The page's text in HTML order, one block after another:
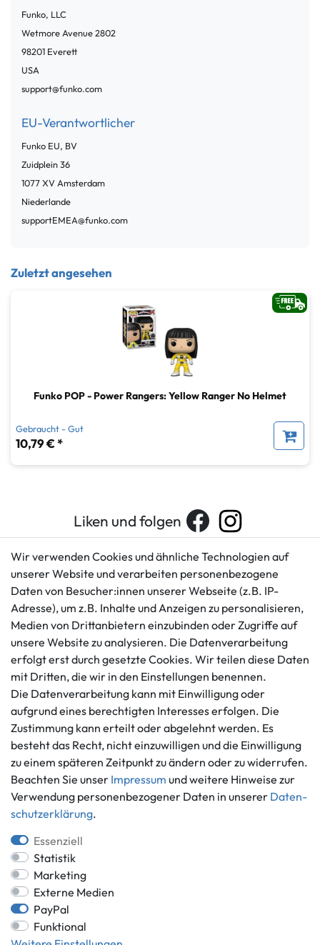
Funko, LLC
Wetmore Avenue2802
98201 Everett
USA
support@funko.com
EU-Verantwortlicher
Funko EU, BV
Zuidplein36
1077 XV Amsterdam
Niederlande
supportEMEA@funko.com
Zuletzt angesehen
Funko POP - Power Rangers: Yellow Ranger No Helmet
Gebraucht - Gut
10,79 € *
Liken und folgen
Kundenservice
+49 421 596586
Mo. - Fr. 9 - 16 Uhr
info@gameworld.de
Kontaktformular
Rechtliches
AGB
Impressum
Datenschutzerklärung
Barrierefreiheitserklärung
Widerrufs­recht
Vertrag widerrufen
Informationen
Ankauf
Über uns
Häufig gestellte Fragen
Zahlung und Versand
Batterieentsorgung
Zahlungsmöglichkeiten
*Alle Preise inkl. gesetzlicher MwSt.,
** gilt für Lieferungen innerhalb Deutschlands, Lieferzeiten für andere
Wir verwenden Cookies und ähnliche Technologien auf
unserer Website und verarbeiten personenbezogene
Daten von Besucher:innen unserer Webseite (z.B. IP-
Adresse), um z.B. Inhalte und Anzeigen zu personalisieren,
Medien von Drittanbietern einzubinden oder Zugriffe auf
unsere Website zu analysieren. Die Datenverarbeitung
erfolgt erst durch gesetzte Cookies. Wir teilen diese Daten
mit Dritten, die wir in den Einstellungen benennen.
Die Datenverarbeitung kann mit Einwilligung oder
aufgrund eines berechtigten Interesses erfolgen. Die
Zustimmung kann erteilt oder abgelehnt werden. Es
besteht das Recht, nicht einzuwilligen und die Einwilligung
zu einem späteren Zeitpunkt zu ändern oder zu widerrufen.
Beachten Sie unser Impressum und weitere Hinweise zur
Verwendung personenbezogener Daten in unserer Daten­
schutz­erklärung.
Essenziell
Statistik
Marketing
Externe Medien
PayPal
Funktional